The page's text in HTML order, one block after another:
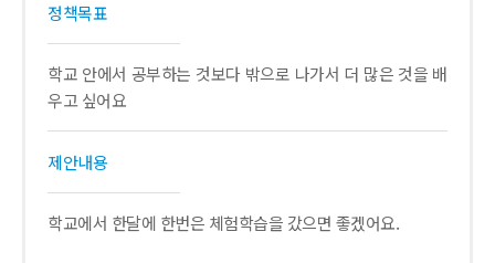
정책목표
학교 안에서 공부하는 것보다 밖으로 나가서 더 많은 것을 배
우고 싶어요
제안내용
학교에서 한달에 한번은 체험학습을 갔으면 좋겠어요.